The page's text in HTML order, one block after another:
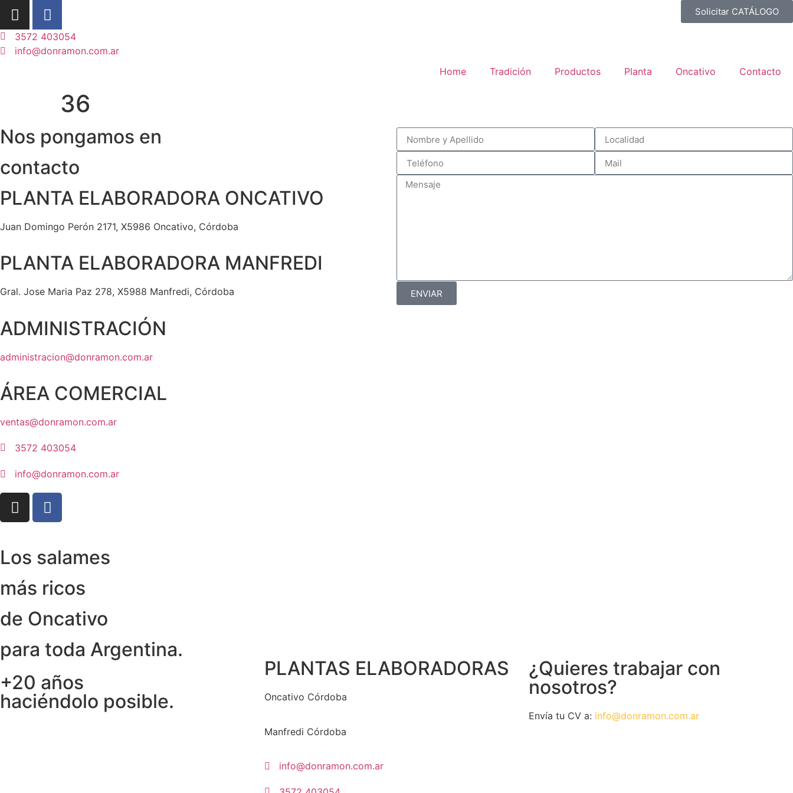
3572 403054
info@donramon.com.ar
Solicitar CATÁLOGO
Home Tradición Productos Planta Oncativo Contacto
36
Nos pongamos en
contacto
PLANTA ELABORADORA ONCATIVO
Juan Domingo Perón 2171, X5986 Oncativo, Córdoba
PLANTA ELABORADORA MANFREDI
Gral. Jose Maria Paz 278, X5988 Manfredi, Córdoba
ADMINISTRACIÓN
administracion@donramon.com.ar
ÁREA COMERCIAL
ventas@donramon.com.ar
3572 403054
info@donramon.com.ar
ENVIAR
Los salames
más ricos
de Oncativo
para toda Argentina.
+20 años
haciéndolo posible.
PLANTAS ELABORADORAS
Oncativo Córdoba
Manfredi Córdoba
info@donramon.com.ar
¿Quieres trabajar con
nosotros?
Envía tu CV a: info@donramon.com.ar